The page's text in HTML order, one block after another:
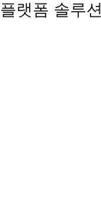
플랫폼 솔루션